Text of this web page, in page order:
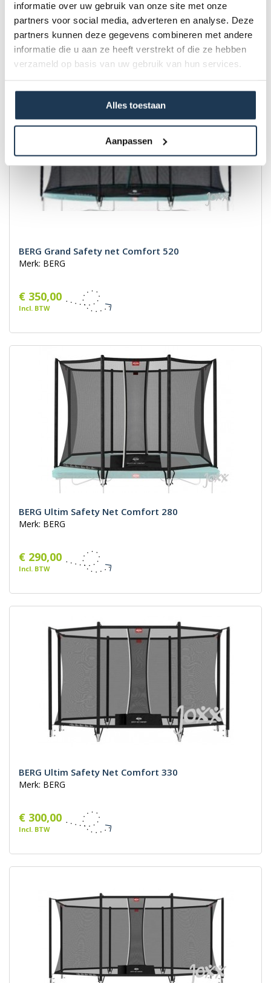
informatie over uw gebruik van onze site met onze
partners voor social media, adverteren en analyse. Deze
partners kunnen deze gegevens combineren met andere
informatie die u aan ze heeft verstrekt of die ze hebben
verzameld op basis van uw gebruik van hun services.
Alles toestaan
Aanpassen
Merk: BERG
€ 340,00
Incl. BTW
BERG Grand Safety net Comfort 520
Merk: BERG
€ 350,00
Incl. BTW
BERG Ultim Safety Net Comfort 280
Merk: BERG
€ 290,00
Incl. BTW
BERG Ultim Safety Net Comfort 330
Merk: BERG
€ 300,00
Incl. BTW